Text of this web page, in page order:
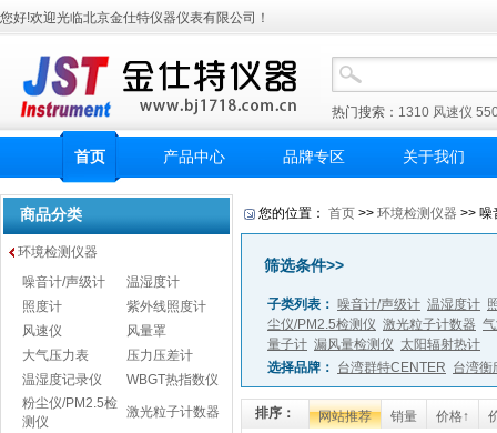
您好!欢迎光临北京金仕特仪器仪表有限公司！
热门搜索： 1310 风速仪
首页 产品中心 品牌专区 关于我们
商品分类
环境检测仪器
噪音计/声级计
温湿度计
照度计
紫外线照度计
风速仪
风量罩
大气压力表
压力压差计
温湿度记录仪
WBGT热指数仪
粉尘仪/PM2.5检
测仪
激光粒子计数器
您的位置： 首页 >> 环境检测仪器 >> 噪
筛选条件>>
子类列表： 噪音计/声级计 温湿度计
尘仪/PM2.5检测仪 激光粒子计数器
量子计 漏风量检测仪 太阳辐射热计
选择品牌： 台湾群特CENTER 台湾衡
排序： 网站推荐 销量 价格↑